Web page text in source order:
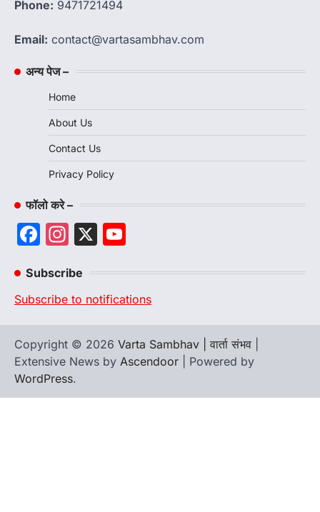
Phone: 9471721494
Email: contact@vartasambhav.com
अन्य पेज –
Home
About Us
Contact Us
Privacy Policy
फॉलो करे –
Facebook
Instagram
X
Subscribe
Subscribe to notifications
Copyright © 2026 Varta Sambhav | वार्ता संभव
Extensive News by Ascendoor | Powered by
WordPress.